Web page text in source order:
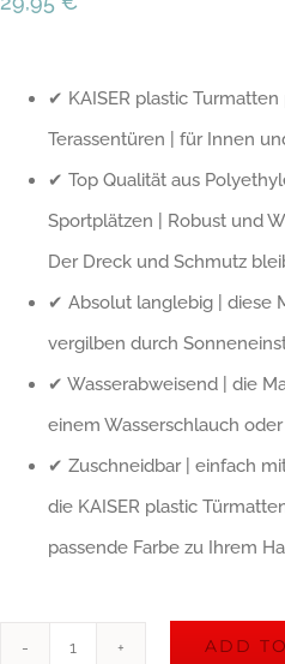
✔ KAISER plastic
Terassentüren | für Innen
✔ Top Qualität aus
Sportplätzen | Robust und
Der Dreck und Schmutz
✔ Absolut langlebig | diese
vergilben durch
✔ Wasserabweisend | die
einem Wasserschlauch
✔ Zuschneidbar | einfach
die KAISER plastic
passende Farbe zu Ihrem
ADD